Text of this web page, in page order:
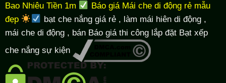
Bao Nhiêu Tiền 1m
Báo giá Mái che di động rẻ mẫu
đẹp
bạt che nắng giá rẻ, làm mái hiên di động,
mái che di động , bán Báo giá thi công lắp đặt Bạt xếp
che nắng sự kiện